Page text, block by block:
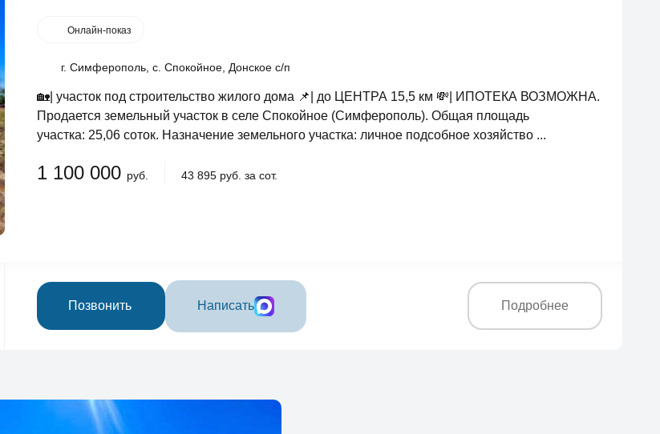
Онлайн-показ
г. Симферополь, с. Спокойное, Донское с/п
🏡| участок под строительство жилого дома 📌| до ЦЕНТРА 15,5 км 💸| ИПОТЕКА ВОЗМОЖНА.
Продается земельный участок в селе Спокойное (Симферополь). Общая площадь
участка: 25,06 соток. Назначение земельного участка: личное подсобное хозяйство ...
1 100 000 руб. 43 895 руб. за сот.
Позвонить Написать Подробнее